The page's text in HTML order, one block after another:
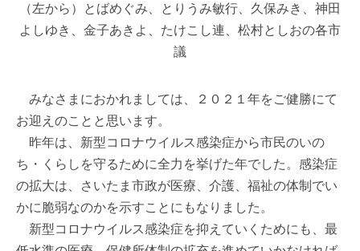
（左から）とばめぐみ、とりうみ敏行、久保みき、神田
よしゆき、金子あきよ、たけこし連、松村としおの各市
議
みなさまにおかれましては、２０２１年をご健勝にて
お迎えのことと思います。
昨年は、新型コロナウイルス感染症から市民のいの
ち・くらしを守るために全力を挙げた年でした。感染症
の拡大は、さいたま市政が医療、介護、福祉の体制でい
かに脆弱なのかを示すことにもなりました。
新型コロナウイルス感染症を抑えていくためにも、最